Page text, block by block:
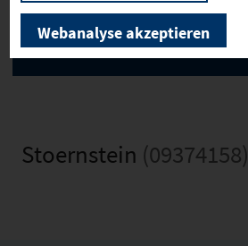
Stoernstein (09374158)
Webanalyse akzeptieren